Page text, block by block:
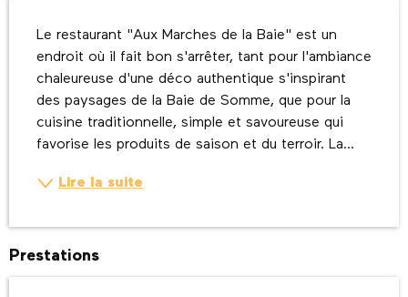
Le restaurant "Aux Marches de la Baie" est un
endroit où il fait bon s'arrêter, tant pour l'ambiance
chaleureuse d'une déco authentique s'inspirant
des paysages de la Baie de Somme, que pour la
cuisine traditionnelle, simple et savoureuse qui
favorise les produits de saison et du terroir. La...
Lire la suite
Prestations